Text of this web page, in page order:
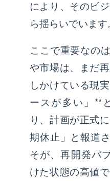
により、そのビ
ら揺らいでいます。
ここで重要なの
や市場は、まだ
しかけている現
ースが多い」**
り、計画が正式
期休止」と報道
そが、再開発バ
けた状態の高値